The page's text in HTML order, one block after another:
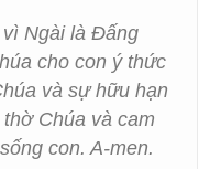
Ngài là Đấng
cho con ý thức
và sự hữu hạn
Chúa và cam
con. A-men.